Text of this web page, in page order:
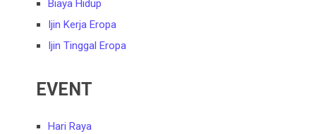
Biaya Hidup
Ijin Kerja Eropa
Ijin Tinggal Eropa
EVENT
Hari Raya